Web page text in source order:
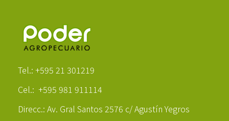
Tel.: +595 21 301219
Cel.: +595 981 911114
Direcc.: Av. Gral Santos 2576 c/ Agustín Yegros